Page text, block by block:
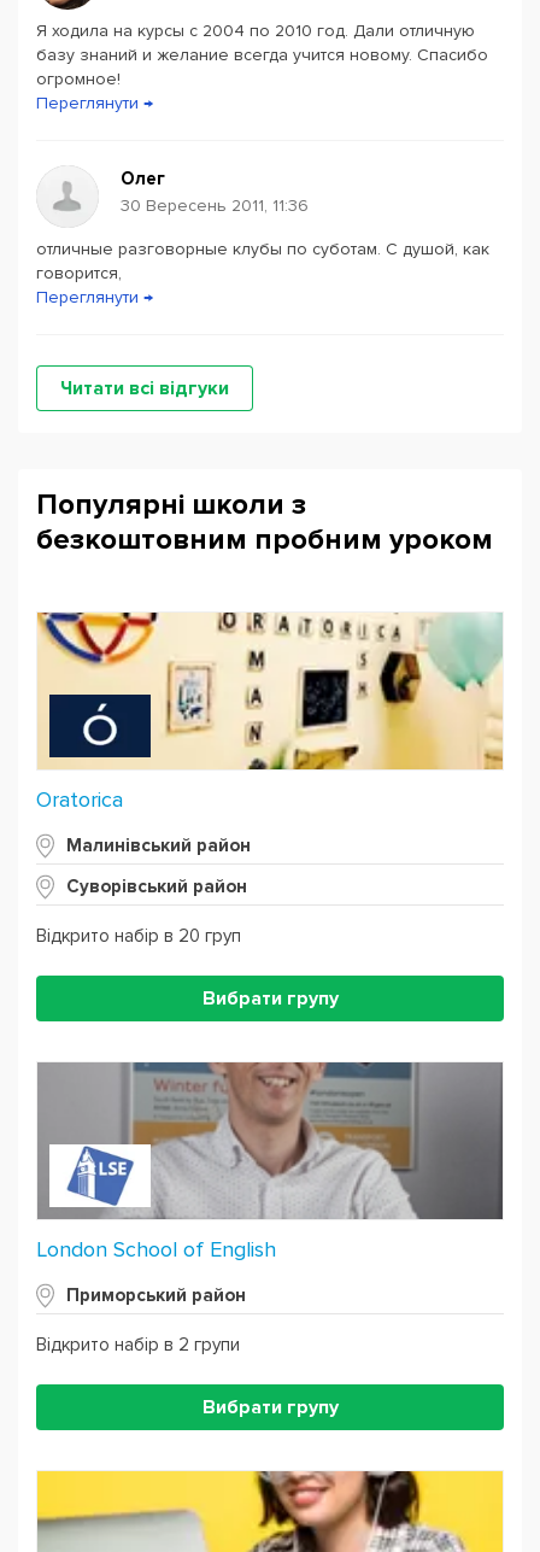
Я ходила на курсы с 2004 по 2010 год. Дали отличную
базу знаний и желание всегда учится новому. Спасибо
огромное!
Переглянути →
Олег
30 Вересень 2011, 11:36
отличные разговорные клубы по суботам. С душой, как
говорится,
Переглянути →
Читати всі відгуки
Популярні школи з
безкоштовним пробним уроком
Oratorica
Малинівський район
Суворівський район
Відкрито набір в 20 груп
Вибрати групу
London School of English
Приморський район
Відкрито набір в 2 групи
Вибрати групу